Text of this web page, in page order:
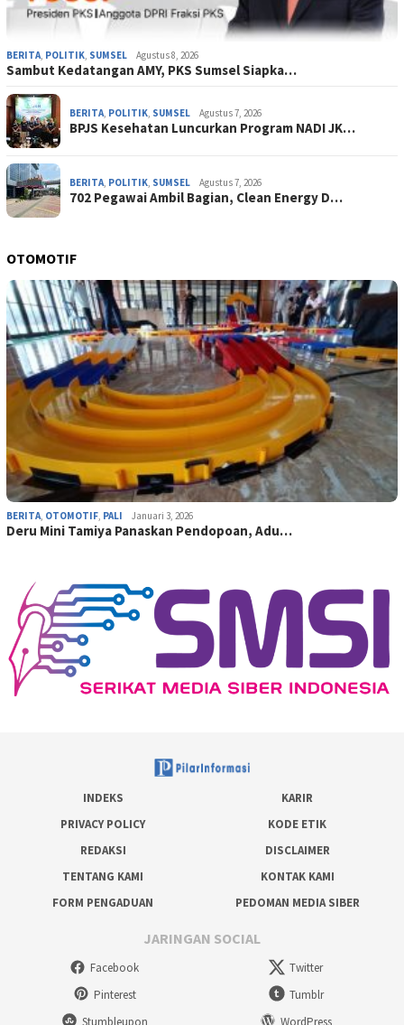
BERITA POLITIK SUMSEL Agustus 8, 2026
Sambut Kedatangan AMY, PKS Sumsel Siapka…
BERITA POLITIK SUMSEL Agustus 7, 2026
BPJS Kesehatan Luncurkan Program NADI JK…
BERITA POLITIK SUMSEL Agustus 7, 2026
702 Pegawai Ambil Bagian, Clean Energy D…
OTOMOTIF
BERITA OTOMOTIF PALI Januari 3, 2026
Deru Mini Tamiya Panaskan Pendopoan, Adu…
INDEKS
KARIR
PRIVACY POLICY
KODE ETIK
REDAKSI
DISCLAIMER
TENTANG KAMI
KONTAK KAMI
FORM PENGADUAN
PEDOMAN MEDIA SIBER
JARINGAN SOCIAL
Facebook
Twitter
Pinterest
Tumblr
Stumbleupon
WordPress